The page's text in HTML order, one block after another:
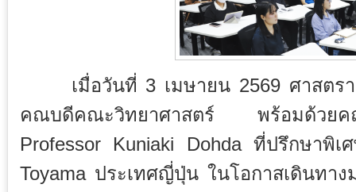
เมื่อวันที่ 3 เมษายน 2569 ศาสตรา
คณบดีคณะวิทยาศาสตร์ พร้อมด้วย
Professor Kuniaki Dohda ที่ปรึกษาพิเ
Toyama ประเทศญี่ปุ่น ในโอกาสเดินทาง